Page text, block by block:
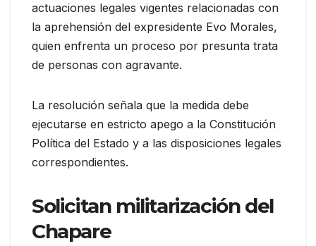
actuaciones legales vigentes relacionadas con
la aprehensión del expresidente Evo Morales,
quien enfrenta un proceso por presunta trata
de personas con agravante.
La resolución señala que la medida debe
ejecutarse en estricto apego a la Constitución
Política del Estado y a las disposiciones legales
correspondientes.
Solicitan militarización del
Chapare